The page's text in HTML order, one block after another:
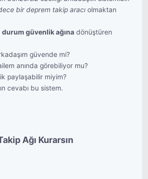
bir deprem takip aracı olmaktan
güvenlik ağına dönüştüren
güvende mi?
anında görebiliyor mu?
paylaşabilir miyim?
cevabı bu sistem.
Ağı Kurarsın